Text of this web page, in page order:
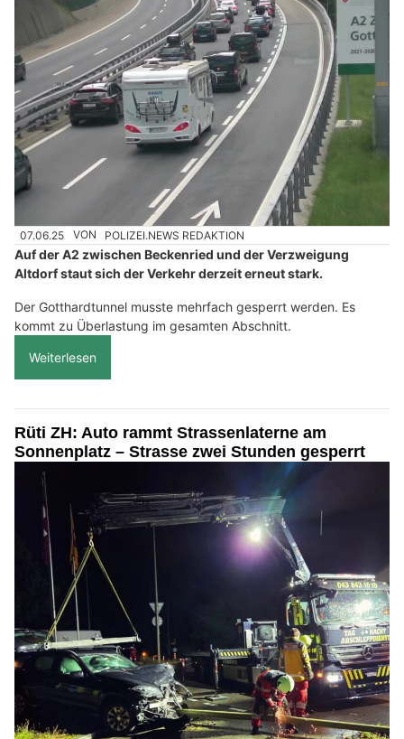
07.06.25 VON POLIZEI.NEWS REDAKTION
Auf der A2 zwischen Beckenried und der Verzweigung
Altdorf staut sich der Verkehr derzeit erneut stark.
Der Gotthardtunnel musste mehrfach gesperrt werden. Es
kommt zu Überlastung im gesamten Abschnitt.
Weiterlesen
Rüti ZH: Auto rammt Strassenlaterne am
Sonnenplatz – Strasse zwei Stunden gesperrt